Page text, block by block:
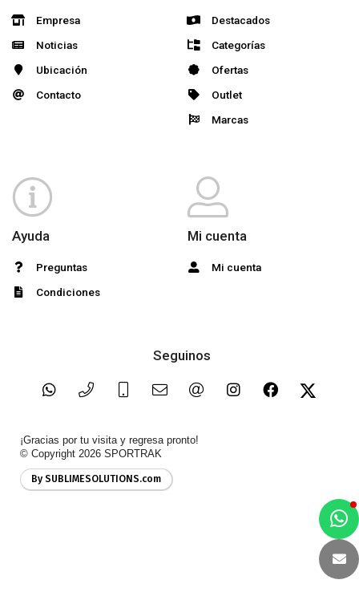
Empresa
Noticias
Ubicación
Contacto
Destacados
Categorías
Ofertas
Outlet
Marcas
Ayuda
Preguntas
Condiciones
Mi cuenta
Mi cuenta
Seguinos
¡Gracias por tu visita y regresa pronto!
© Copyright 2026 SPORTRAK
By SUBLIMESOLUTIONS.com